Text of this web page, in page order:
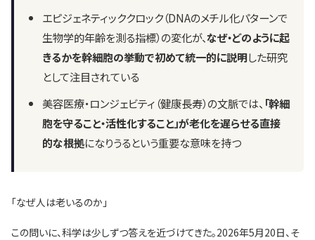
エピジェネティッククロック（DNAのメチル化パターンで
生物学的年齢を測る指標）の変化が、なぜ・どのように起
きるかを幹細胞の挙動で初めて統一的に説明した研究
として注目されている
美容医療・ロンジェビティ（健康長寿）の文脈では、 「幹細
胞を守ること・活性化すること」が老化を遅らせる直接
的な根拠になりうるという重要な意味を持つ
「なぜ人は老いるのか」
この問いに、科学は少しずつ答えを近づけてきた。2026年5月20日、そ